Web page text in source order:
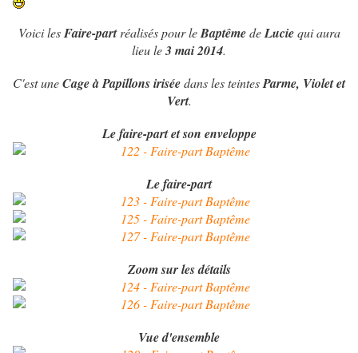
Voici lesFaire-partréalisés pour leBaptêmedeLuciequi aura
lieu le3 mai 2014.
C'est uneCage à Papillons iriséedans les teintesParme, Violet et
Vert.
Le faire-part et son enveloppe
Le faire-part
Zoom sur les détails
Vue d'ensemble